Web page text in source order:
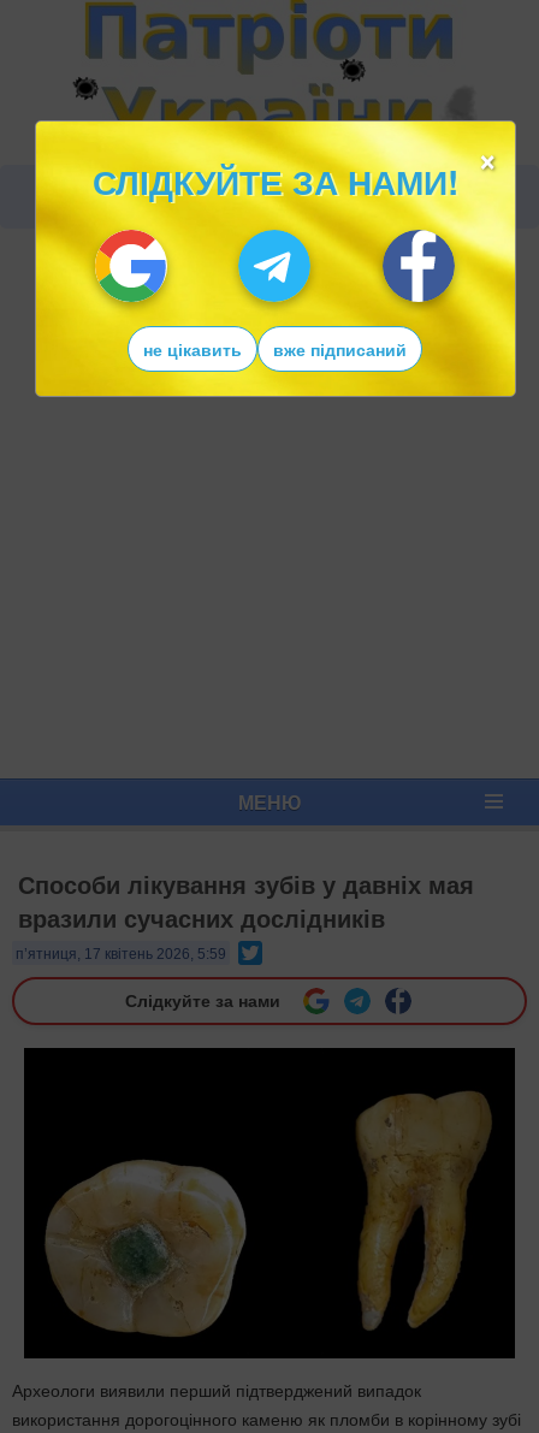
МЕНЮ
Способи лікування зубів у давніх мая
вразили сучасних дослідників
п’ятниця, 17 квітень 2026, 5:59
Слідкуйте за нами
Археологи виявили перший підтверджений випадок
використання дорогоцінного каменю як пломби в корінному зубі
×
СЛІДКУЙТЕ ЗА НАМИ!
не цікавить вже підписаний